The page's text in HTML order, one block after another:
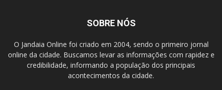
SOBRE NÓS
O Jandaia Online foi criado em 2004, sendo o primeiro jornal
online da cidade. Buscamos levar as informações com rapidez e
credibilidade, informando a população dos principais
acontecimentos da cidade.